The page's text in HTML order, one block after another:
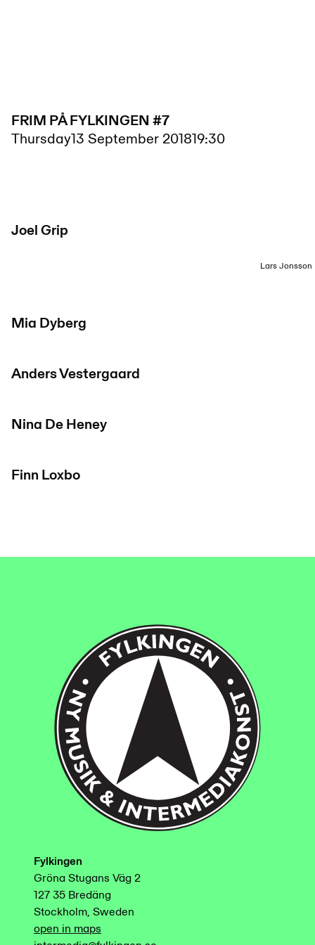
FRIM PÅ FYLKINGEN #7
Thursday13 September 201819:30
Joel Grip
Lars Jonsson
Mia Dyberg
Anders Vestergaard
Nina De Heney
Finn Loxbo
Fylkingen
Gröna Stugans Väg 2
127 35 Bredäng
Stockholm, Sweden
open in maps